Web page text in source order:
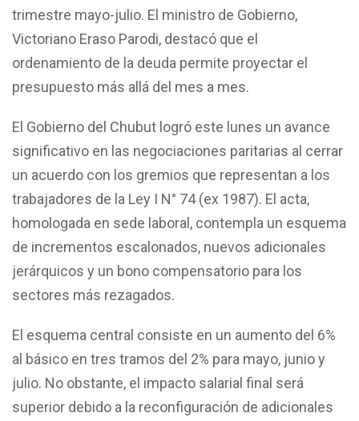
trimestre mayo-julio. El ministro de Gobierno,
Victoriano Eraso Parodi, destacó que el
ordenamiento de la deuda permite proyectar el
presupuesto más allá del mes a mes.
El Gobierno del Chubut logró este lunes un avance
significativo en las negociaciones paritarias al cerrar
un acuerdo con los gremios que representan a los
trabajadores de la Ley I N° 74 (ex 1987). El acta,
homologada en sede laboral, contempla un esquema
de incrementos escalonados, nuevos adicionales
jerárquicos y un bono compensatorio para los
sectores más rezagados.
El esquema central consiste en un aumento del 6%
al básico en tres tramos del 2% para mayo, junio y
julio. No obstante, el impacto salarial final será
superior debido a la reconfiguración de adicionales